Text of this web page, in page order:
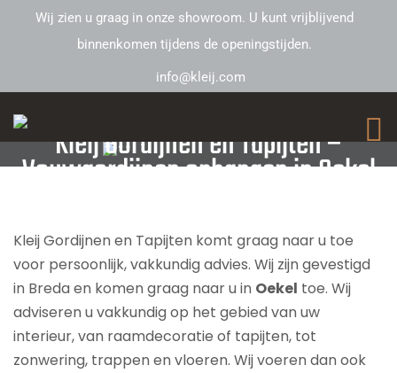
Wij zien u graag in onze showroom. U kunt vrijblijvend
binnenkomen tijdens de openingstijden.
info@kleij.com
Kleij Gordijnen en Tapijten –
Vouwgordijnen ophangen in Oekel
Kleij Gordijnen en Tapijten komt graag naar u toe
voor persoonlijk, vakkundig advies. Wij zijn gevestigd
in Breda en komen graag naar u in Oekel toe. Wij
adviseren u vakkundig op het gebied van uw
interieur, van raamdecoratie of tapijten, tot
zonwering, trappen en vloeren. Wij voeren dan ook